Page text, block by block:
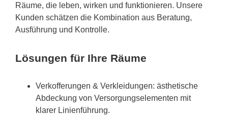
Räume, die leben, wirken und funktionieren. Unsere
Kunden schätzen die Kombination aus Beratung,
Ausführung und Kontrolle.
Lösungen für Ihre Räume
Verkofferungen & Verkleidungen: ästhetische
Abdeckung von Versorgungselementen mit
klarer Linienführung.